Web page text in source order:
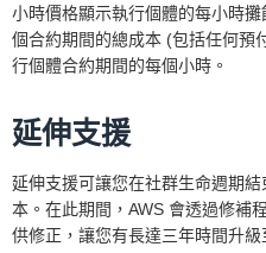
小時價格顯示執行個體的每小時
個合約期間的總成本 (包括任何預
行個體合約期間的每個小時。
延伸支援
延伸支援可讓您在社群生命週期
本。在此期間，AWS 會透過修補
供修正，讓您有長達三年時間升